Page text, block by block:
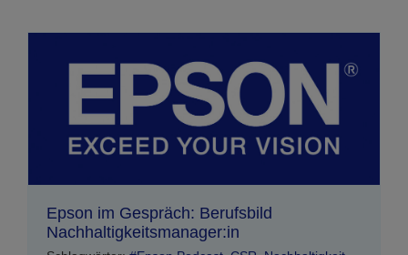
Epson im Gespräch: Berufsbild
Nachhaltigkeitsmanager:in